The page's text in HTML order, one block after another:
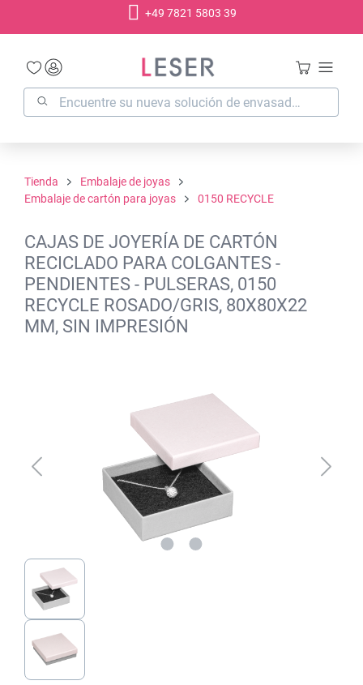
+49 7821 5803 39
Tienda
Embalaje de joyas
Embalaje de cartón para joyas
0150 RECYCLE
CAJAS DE JOYERÍA DE CARTÓN
RECICLADO PARA COLGANTES -
PENDIENTES - PULSERAS, 0150
RECYCLE ROSADO/GRIS, 80X80X22
MM, SIN IMPRESIÓN